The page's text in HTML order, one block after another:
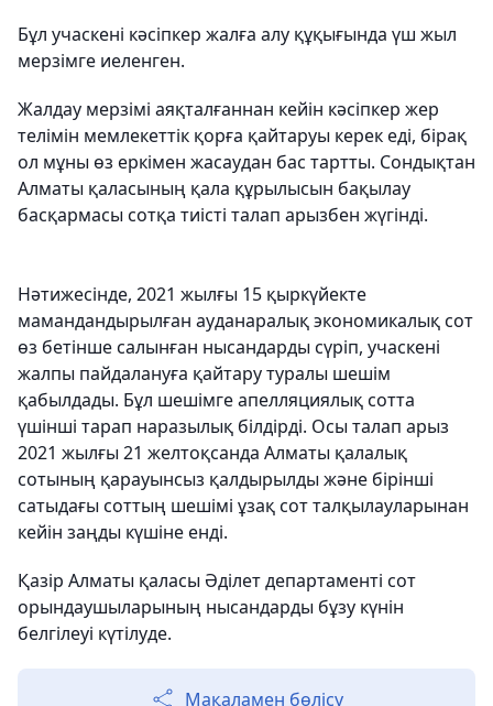
Бұл учаскені кәсіпкер жалға алу құқығында үш жыл
мерзімге иеленген.
Жалдау мерзімі аяқталғаннан кейін кәсіпкер жер
телімін мемлекеттік қорға қайтаруы керек еді, бірақ
ол мұны өз еркімен жасаудан бас тартты. Сондықтан
Алматы қаласының қала құрылысын бақылау
басқармасы сотқа тиісті талап арызбен жүгінді.
Нәтижесінде, 2021 жылғы 15 қыркүйекте
мамандандырылған ауданаралық экономикалық сот
өз бетінше салынған нысандарды сүріп, учаскені
жалпы пайдалануға қайтару туралы шешім
қабылдады. Бұл шешімге апелляциялық сотта
үшінші тарап наразылық білдірді. Осы талап арыз
2021 жылғы 21 желтоқсанда Алматы қалалық
сотының қарауынсыз қалдырылды және бірінші
сатыдағы соттың шешімі ұзақ сот талқылауларынан
кейін заңды күшіне енді.
Қазір Алматы қаласы Әділет департаменті сот
орындаушыларының нысандарды бұзу күнін
белгілеуі күтілуде.
Мақаламен бөлісу